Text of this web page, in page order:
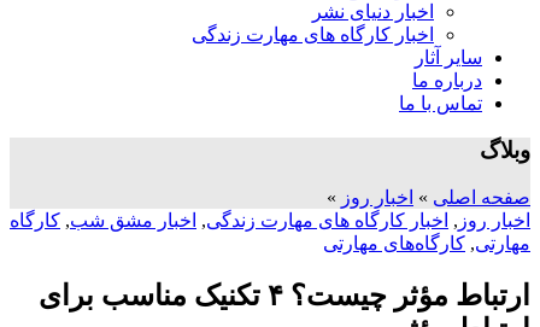
اخبار دنیای نشر
اخبار کارگاه های مهارت زندگی
سایر آثار
درباره ما
تماس با ما
وبلاگ
صفحه اصلی » اخبار روز »
اخبار روز , اخبار کارگاه های مهارت زندگی, اخبار مشق شب, کارگاه
مهارتی, کارگاه‌های مهارتی
ارتباط مؤثر چیست؟ ۴ تکنیک مناسب برای